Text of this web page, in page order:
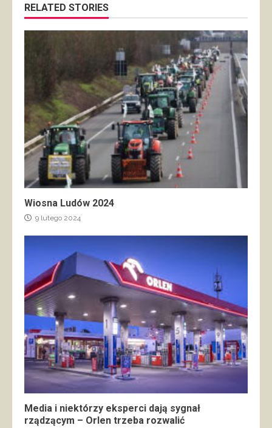
RELATED STORIES
Wiosna Ludów 2024
9 lutego 2024
Media i niektórzy eksperci dają sygnał
rządzącym – Orlen trzeba rozwalić